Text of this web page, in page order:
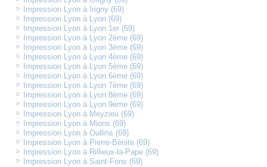
Impression Lyon à Irigny (69)
Impression Lyon à Lyon (69)
Impression Lyon à Lyon 1er (69)
Impression Lyon à Lyon 2ème (69)
Impression Lyon à Lyon 3ème (69)
Impression Lyon à Lyon 4ème (69)
Impression Lyon à Lyon 5ème (69)
Impression Lyon à Lyon 6ème (69)
Impression Lyon à Lyon 7ème (69)
Impression Lyon à Lyon 8ème (69)
Impression Lyon à Lyon 9ème (69)
Impression Lyon à Meyzieu (69)
Impression Lyon à Mions (69)
Impression Lyon à Oullins (69)
Impression Lyon à Pierre-Bénite (69)
Impression Lyon à Rillieux-la-Pape (69)
Impression Lyon à Saint-Fons (69)